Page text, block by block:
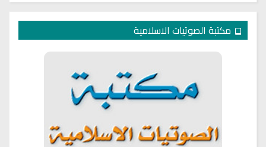
مكتبة الصوتيات الاسلامية